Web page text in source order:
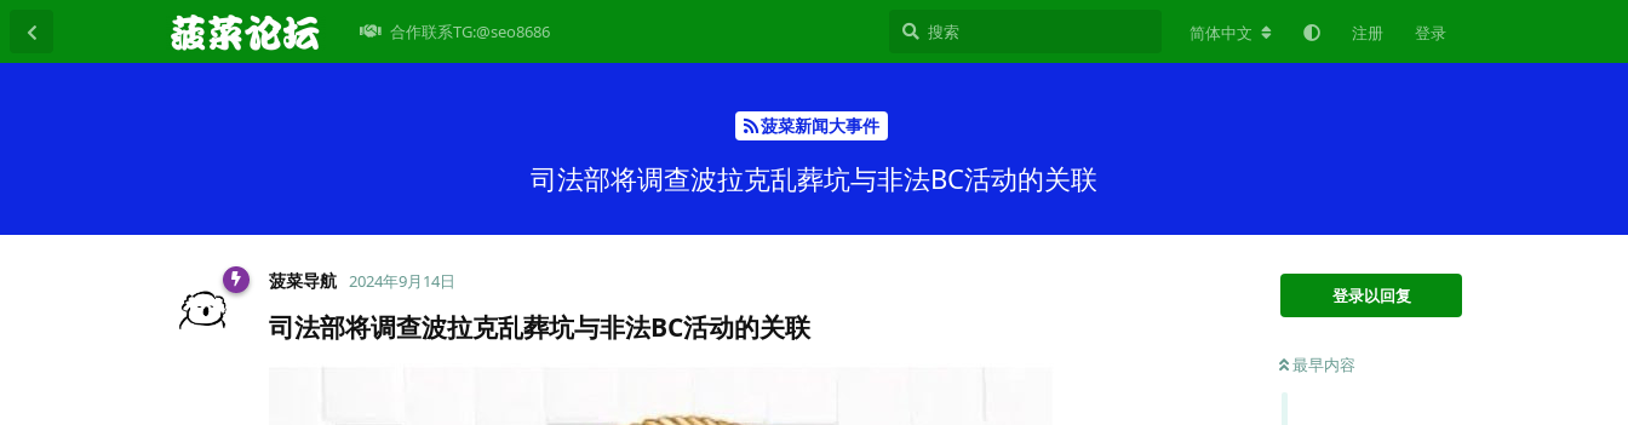
合作联系TG:@seo8686 简体中文 注册 登录
菠菜新闻大事件
司法部将调查波拉克乱葬坑与非法BC活动的关联
登录以回复
最早内容
菠菜导航 2024年9月14日
司法部将调查波拉克乱葬坑与非法BC活动的关联